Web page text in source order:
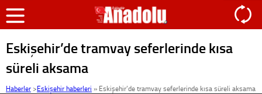
Eskişehir’de tramvay seferlerinde kısa
süreli aksama
Haberler >Eskişehir haberleri » Eskişehir’de tramvay seferlerinde kısa süreli aksama